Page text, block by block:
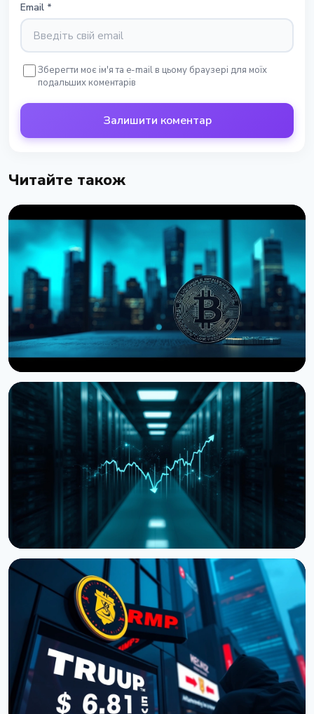
Email *
Зберегти моє ім'я та e-mail в цьому браузері для моїх
подальших коментарів
Залишити коментар
Читайте також
НОВИНА
Storj подала на банкрутство, але пропонує
токенхолдерам частку в компанії
27 липня 2026 р.4 хв читання
Cardano передає розробку ключових
компонентів зовнішнім командам
19 липня 2026 р.3 хв читання